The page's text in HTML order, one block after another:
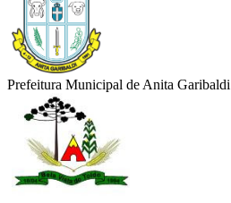
Prefeitura Municipal de Anita Garibaldi